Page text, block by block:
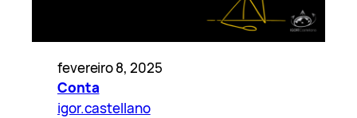
fevereiro 8, 2025
Conta
igor.castellano